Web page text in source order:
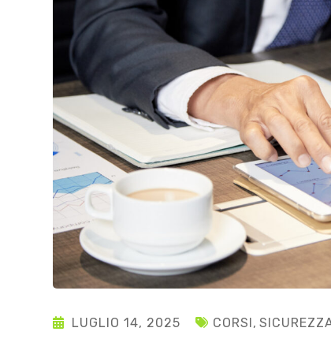
LUGLIO 14, 2025 CORSI,